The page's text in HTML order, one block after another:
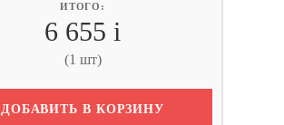
ИТОГО:
6 655 i
(1 шт)
ДОБАВИТЬ В КОРЗИНУ